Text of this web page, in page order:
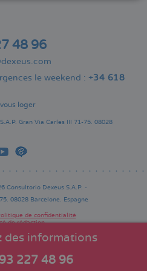
des informations
227 48 96
48 96
le weekend : +34 618
loger
Gran Via Carles III 71-75. 08028
Consultorio Dexeus S.A.P. -
08028 Barcelone. Espagne
de confidentialité
de rédaction